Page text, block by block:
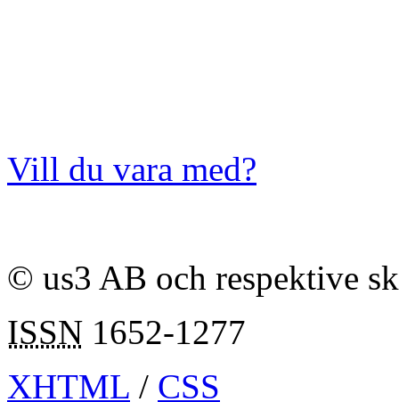
Vill du vara med?
© us3 AB och respektive
ISSN 1652-1277
XHTML / CSS